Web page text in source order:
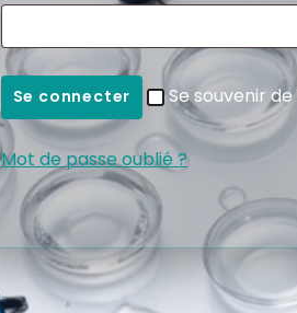
Se connecter Se souvenir
Mot de passe oublié ?